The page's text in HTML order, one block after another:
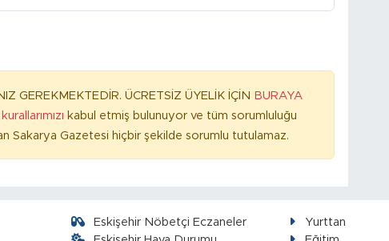
GEREKMEKTEDİR. ÜCRETSİZ ÜYELİK İÇİN BURAYA
kabul etmiş bulunuyor ve tüm sorumluluğu
Sakarya Gazetesi hiçbir şekilde sorumlu tutulamaz.
Eskişehir Nöbetçi Eczaneler
Yurttan